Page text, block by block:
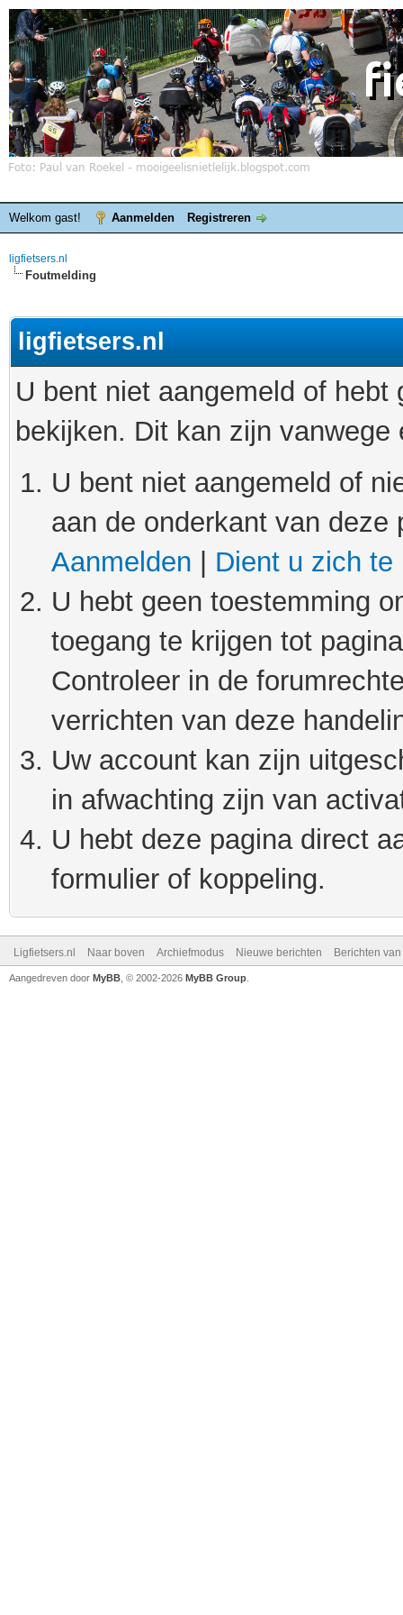
Welkom gast! Aanmelden Registreren
ligfietsers.nl
Foutmelding
ligfietsers.nl
U bent niet aangemeld of
bekijken. Dit kan zijn
U bent niet aangemeld of
aan de onderkant van
Aanmelden
Dient u zich te
U hebt geen toestemming
toegang te krijgen tot
Controleer in de
verrichten van deze
Uw account kan zijn
in afwachting zijn van
U hebt deze pagina direct
formulier of koppeling.
Ligfietsers.nl Naar boven Archiefmodus Nieuwe berichten Berichten
Aangedreven door MyBB , © 2002-2026 MyBB Group